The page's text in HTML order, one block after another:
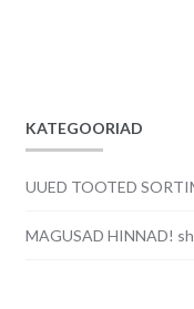
KATEGOORIAD
UUED TOOTED
MAGUSAD HINNAD!